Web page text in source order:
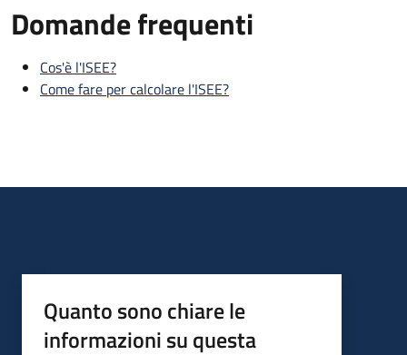
Domande frequenti
Cos'è l'ISEE?
Come fare per calcolare l'ISEE?
Quanto sono chiare le
informazioni su questa